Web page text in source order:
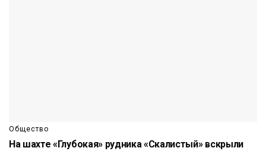
Общество
На шахте «Глубокая» рудника «Скалистый» вскрыли